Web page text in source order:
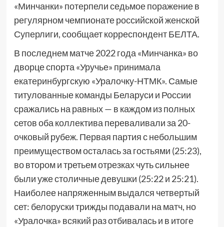
«Минчанки» потерпели седьмое поражение в
регулярном чемпионате российской женской
Суперлиги, сообщает корреспондент БЕЛТА.
В последнем матче 2022 года «Минчанка» во
дворце спорта «Уручье» принимала
екатеринбургскую «Уралочку-НТМК». Самые
титулованные команды Беларуси и России
сражались на равных — в каждом из полных
сетов оба коллектива переваливали за 20-
очковый рубеж. Первая партия с небольшим
преимуществом осталась за гостьями (25:23),
во втором и третьем отрезках чуть сильнее
были уже столичные девушки (25:22 и 25:21).
Наиболее напряженным выдался четвертый
сет: белоруски трижды подавали на матч, но
«Уралочка» всякий раз отбивалась и в итоге